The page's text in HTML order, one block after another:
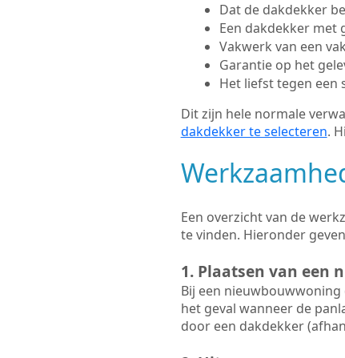
Dat de dakdekker
Een dakdekker met
Vakwerk van een
Garantie op het
Het liefst tegen een
Dit zijn hele normale
dakdekker te selecteren.
Een overzicht van de
te vinden. Hieronder
1. Plaatsen van een
Bij een
het geval wanneer de
door een dakdekker